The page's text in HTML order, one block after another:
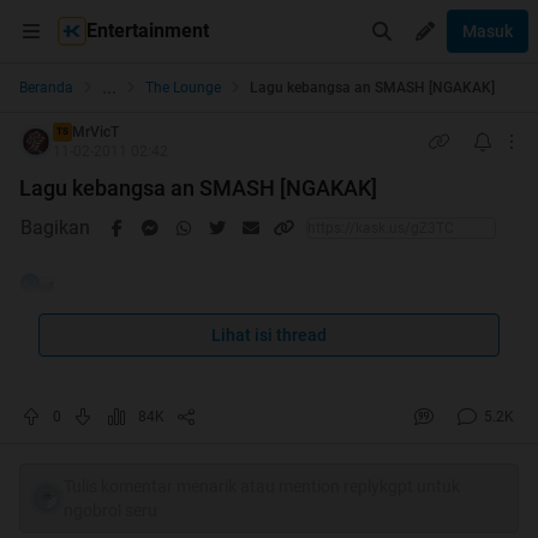
Entertainment Masuk
Beranda ... The Lounge Lagu kebangsa an SMASH [NGAKAK]
TS
MrVicT
Lagu kebangsa an SMASH [NGAKAK]
Bagikan
Lihat isi thread
84K 5.2K